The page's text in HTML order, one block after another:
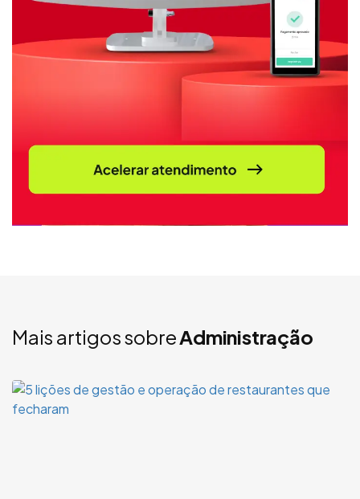
Mais artigos sobreAdministração